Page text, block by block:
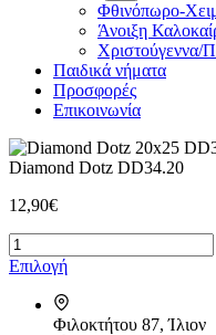
Φθινόπωρο-
Άνοιξη
Χριστούγεννα/
Παιδικά νήματα
Προσφορές
Επικοινωνία
Diamond Dotz DD34.20
12,90€
Diamond
Dotz
DD34.20
ποσότητα
ΕπιλογήΑυτό
προϊόν
έχει
Φιλοκτήτου 87, Ίλιον